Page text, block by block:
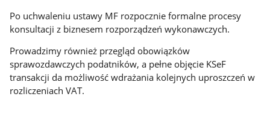
Po uchwaleniu ustawy MF rozpocznie formalne procesy
konsultacji z biznesem rozporządzeń wykonawczych.
Prowadzimy również przegląd obowiązków
sprawozdawczych podatników, a pełne objęcie KSeF
transakcji da możliwość wdrażania kolejnych uproszczeń w
rozliczeniach VAT.